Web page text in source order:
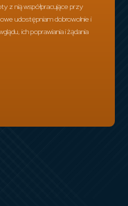
z nią współpracujące przy
udostępniam dobrowolnie i
ich poprawiania i żądania